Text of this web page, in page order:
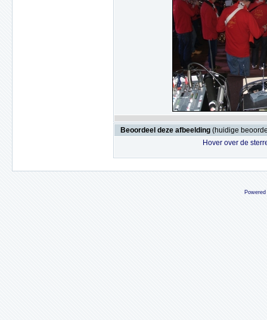
Beoordeel deze afbeelding (huidige
Hover over de